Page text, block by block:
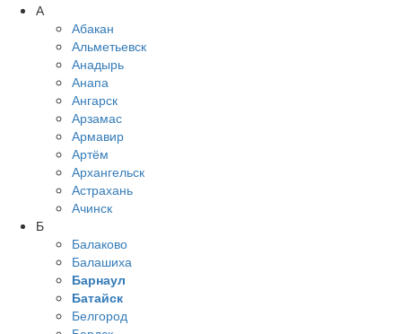
А
Абакан
Альметьевск
Анадырь
Анапа
Ангарск
Арзамас
Армавир
Артём
Архангельск
Астрахань
Ачинск
Б
Балаково
Балашиха
Барнаул
Батайск
Белгород